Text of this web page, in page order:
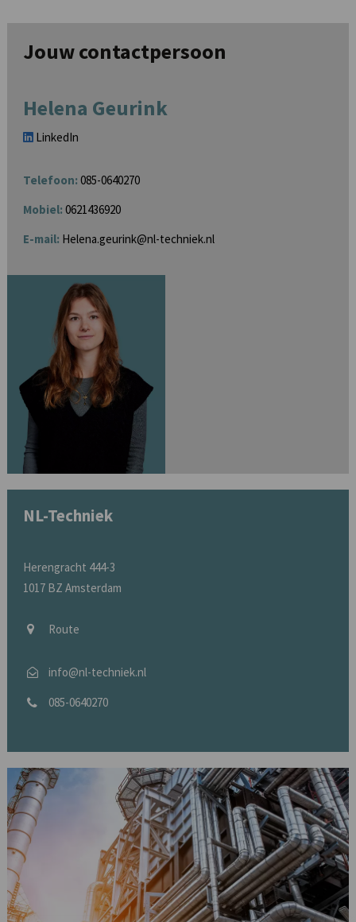
Jouw contactpersoon
Helena Geurink
LinkedIn
Telefoon: 085-0640270
Mobiel: 0621436920
E-mail: Helena.geurink@nl-techniek.nl
NL-Techniek
Herengracht 444-3
1017 BZ Amsterdam
Route
info@nl-techniek.nl
085-0640270